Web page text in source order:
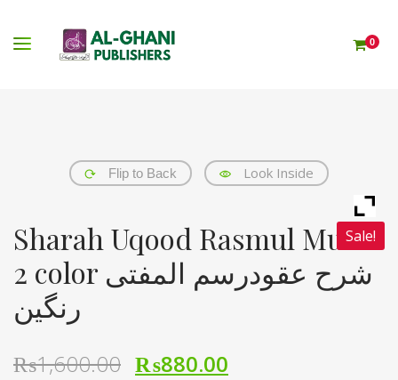
0
Flip to Back Look Inside
Sale!
Sharah Uqood Rasmul Mufti
2 color شرح عقودرسم المفتی
رنگین
₨1,600.00 ₨880.00